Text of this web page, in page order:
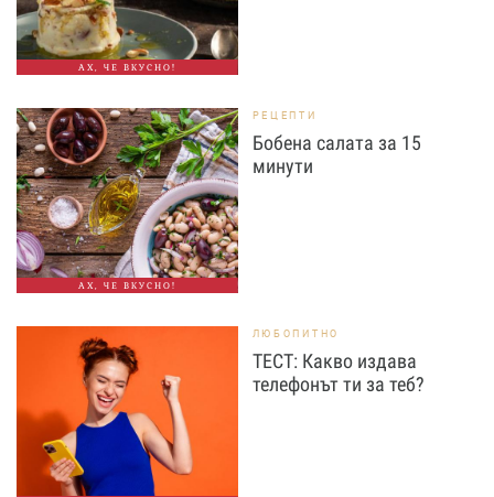
АХ, ЧЕ ВКУСНО!
АХ, ЧЕ ВКУСНО!
РЕЦЕПТИ
Бобена салата за 15
минути
ЛЮБОПИТНО
ТЕСТ: Какво издава
телефонът ти за теб?